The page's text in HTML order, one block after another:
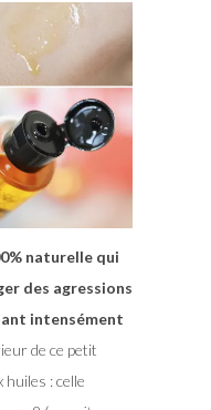
naturelle qui
des agressions
intensément
de ce petit
: celle